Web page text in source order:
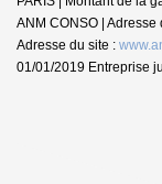
ANM CONSO |
Adresse du site :
01/01/2019 Entreprise